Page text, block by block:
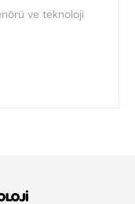
ve teknoloji